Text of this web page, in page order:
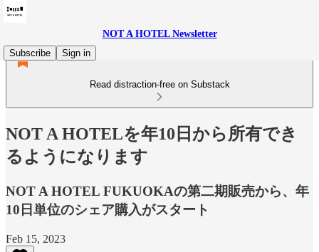
NOT A HOTEL Newsletter
Subscribe
Sign in
Read distraction-free on Substack
NOT A HOTELを年10日から所有でき
るようになります
NOT A HOTEL FUKUOKAの第二期販売から、年
10日単位のシェア購入がスタート
Feb 15, 2023